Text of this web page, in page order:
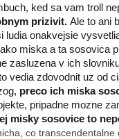
ked sa vam troll
prizivit. Ale to ani
ludia onakvejsie
miska a ta sosovica
zasluzena v ich
vedia zdovodnit uz od
preco ich miska
pripadne mozne
misky sosovice to
co